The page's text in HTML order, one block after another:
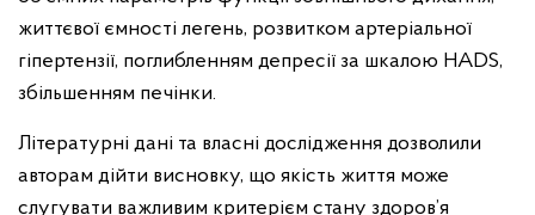
життєвої ємності легень, розвитком артеріальної
гіпертензії, поглибленням депресії за шкалою HADS,
збільшенням печінки.
Літературні дані та власні дослідження дозволили
авторам дійти висновку, що якість життя може
слугувати важливим критерієм стану здоров’я